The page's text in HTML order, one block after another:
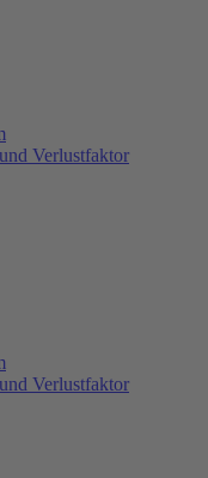
Verlustfaktor
Verlustfaktor